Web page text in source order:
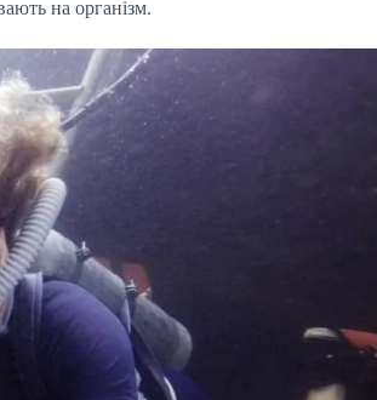
на організм.